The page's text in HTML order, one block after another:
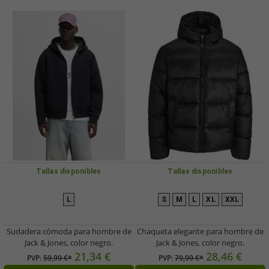
Tallas disponibles
L
Sudadera cómoda para hombre de
Jack & Jones, color negro.
PVP:59,99 €* 21,34 €
Tallas disponibles
S M L XL XXL
Chaqueta elegante para hombre de
Jack & Jones, color negro.
PVP:79,99 €* 28,46 €